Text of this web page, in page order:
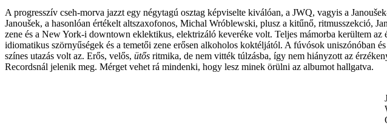
A progresszív cseh-morva jazzt egy négytagú osztag képviselte kiválóan, a JWQ, vagyis a
Janoušek, a hasonlóan értékelt altszaxofonos, Michal Wróblewski, plusz a kitűnő, ritmusszekció,
zene és a New York-i downtown eklektikus, elektrizáló keveréke volt. Teljes mámorba kerültem
idiomatikus szörnyűségek és a temetői zene erősen alkoholos koktéljától. A fúvósok uniszónóban
színes utazás volt az. Erős, velős, ütős ritmika, de nem vitték túlzásba, így nem hiányzott az
Recordsnál jelenik meg. Mérget vehet rá mindenki, hogy lesz minek örülni az albumot hallgatva.